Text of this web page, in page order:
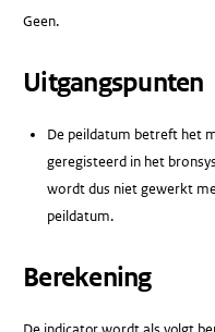
Geen.
Uitgangspunten
De peildatum betreft het
geregisteerd in het
wordt dus niet gewerkt
peildatum.
Berekening